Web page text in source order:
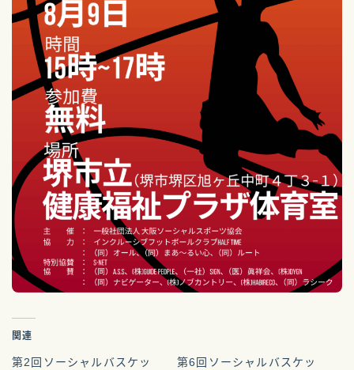
関連
第2回ソーシャルバスケッ
第6回ソーシャルバスケッ